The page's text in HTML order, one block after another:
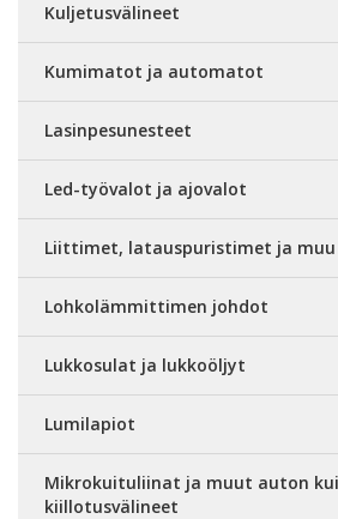
Kuljetusvälineet
Kumimatot ja automatot
Lasinpesunesteet
Led-työvalot ja ajovalot
Liittimet, latauspuristimet ja
Lohkolämmittimen johdot
Lukkosulat ja lukkoöljyt
Lumilapiot
Mikrokuituliinat ja muut auton
kiillotusvälineet